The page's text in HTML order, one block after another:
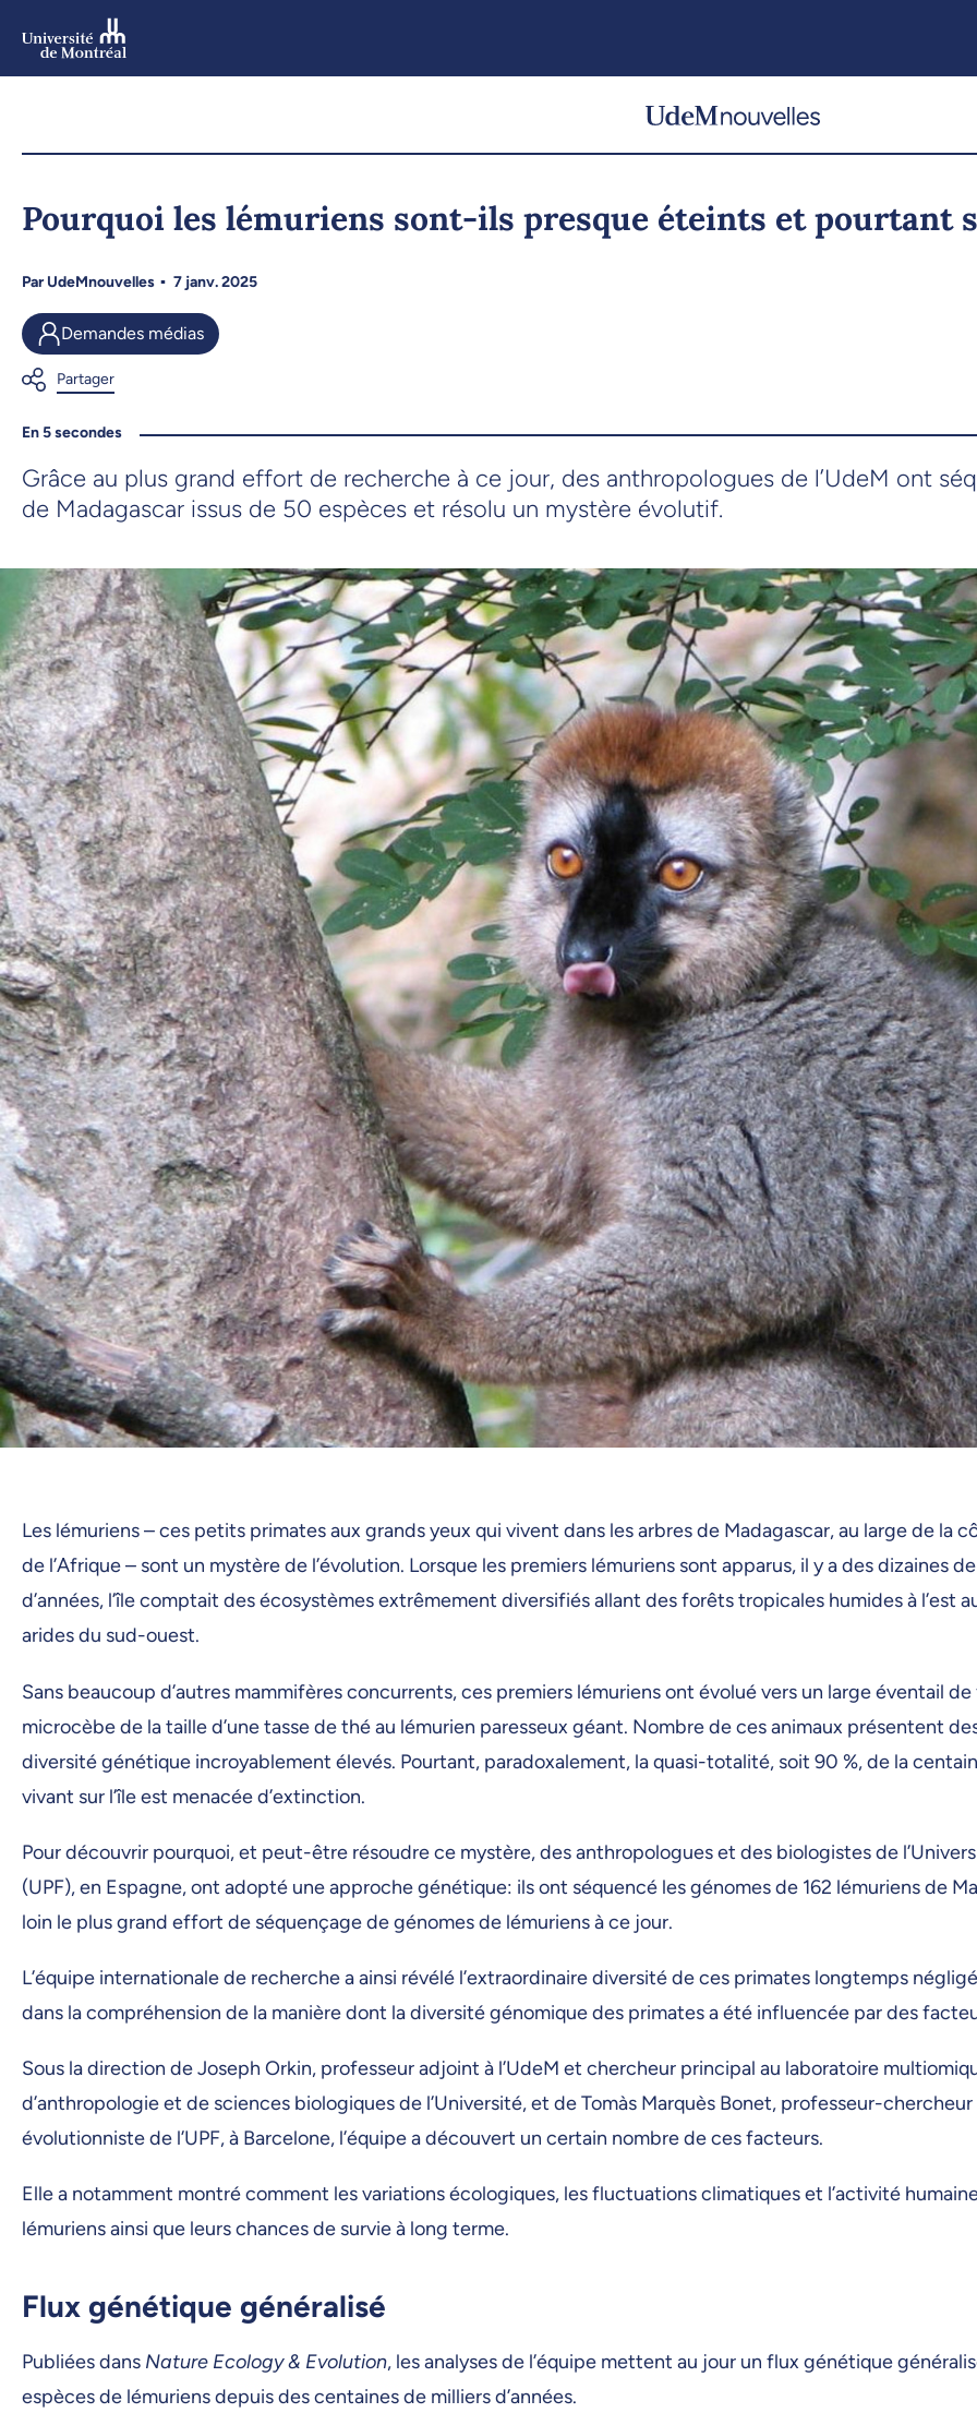
Pourquoi les lémuriens sont-ils presque éteints et pourtant
ParUdeMnouvelles 7 janv. 2025
Demandes médias
En 5 secondes
Grâce au plus grand effort de recherche à ce jour, des anthropologues de l’UdeM ont
de Madagascar issus de 50 espèces et résolu un mystère évolutif.
Les lémuriens – ces petits primates aux grands yeux qui vivent dans les arbres de Madagascar, au large de la
de l’Afrique – sont un mystère de l’évolution. Lorsque les premiers lémuriens sont apparus, il y a des dizaines
d’années, l’île comptait des écosystèmes extrêmement diversifiés allant des forêts tropicales humides à l’est
arides du sud-ouest.
Sans beaucoup d’autres mammifères concurrents, ces premiers lémuriens ont évolué vers un large éventail
microcèbe de la taille d’une tasse de thé au lémurien paresseux géant. Nombre de ces animaux présentent
diversité génétique incroyablement élevés. Pourtant, paradoxalement, la quasi-totalité, soit 90 %, de la
vivant sur l’île est menacée d’extinction.
Pour découvrir pourquoi, et peut-être résoudre ce mystère, des anthropologues et des biologistes de
(UPF), en Espagne, ont adopté une approche génétique: ils ont séquencé les génomes de 162 lémuriens de
loin le plus grand effort de séquençage de génomes de lémuriens à ce jour.
L’équipe internationale de recherche a ainsi révélé l’extraordinaire diversité de ces primates longtemps
dans la compréhension de la manière dont la diversité génomique des primates a été influencée par des
Sous la direction de Joseph Orkin, professeur adjoint à l’UdeM et chercheur principal au laboratoire
d’anthropologie et de sciences biologiques de l’Université, et de Tomàs Marquès Bonet, professeur-
évolutionniste de l’UPF, à Barcelone, l’équipe a découvert un certain nombre de ces facteurs.
Elle a notamment montré comment les variations écologiques, les fluctuations climatiques et l’activité
lémuriens ainsi que leurs chances de survie à long terme.
Flux génétique généralisé
Publiées dans Nature Ecology & Evolution, les analyses de l’équipe mettent au jour un flux génétique
espèces de lémuriens depuis des centaines de milliers d’années.